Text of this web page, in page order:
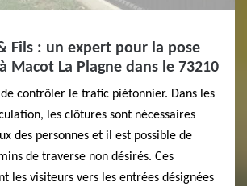
Fils : un expert pour la pose
Macot La Plagne dans le 73210
contrôler le trafic piétonnier. Dans les
les clôtures sont nécessaires
des personnes et il est possible de
de traverse non désirés. Ces
les visiteurs vers les entrées désignées